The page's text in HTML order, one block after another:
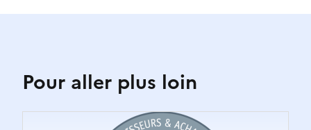
Pour aller plus loin